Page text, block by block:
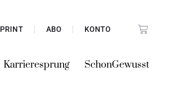
PRINT ABO KONTO
Karrieresprung SchonGewusst